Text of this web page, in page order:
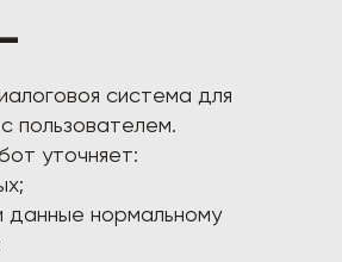
система для
пользователем.
уточняет:
данные нормальному